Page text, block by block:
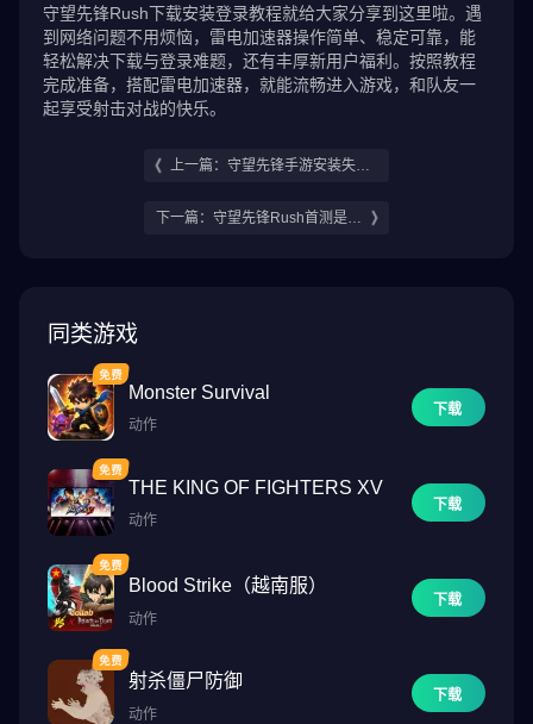
守望先锋Rush下载安装登录教程就给大家分享到这里啦。遇
到网络问题不用烦恼，雷电加速器操作简单、稳定可靠，能
轻松解决下载与登录难题，还有丰厚新用户福利。按照教程
完成准备，搭配雷电加速器，就能流畅进入游戏，和队友一
起享受射击对战的快乐。
上一篇：守望先锋手游安装失败
下一篇：守望先锋Rush首测是什
同类游戏
Monster Survival
动作
下载
THE KING OF FIGHTERS XV
动作
下载
Blood Strike（越南服）
动作
下载
射杀僵尸防御
动作
下载